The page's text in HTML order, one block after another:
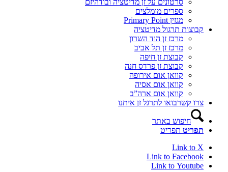
סרטונים על זן מדיטציה ובודהיזם
ספרים מומלצים
מגזין Primary Point
קבוצות תרגול מדיטציה
מרכז זן הוד השרון
מרכז זן תל אביב
קבוצת זן חיפה
קבוצת זן פרדס חנה
קוואן אום אירופה
קוואן אום אסיה
קוואן אום ארה”ב
צרו קשרבואו לתרגל זן איתנו
חיפוש באתר
תפריט תפריט
Link to X
Link to Facebook
Link to Youtube